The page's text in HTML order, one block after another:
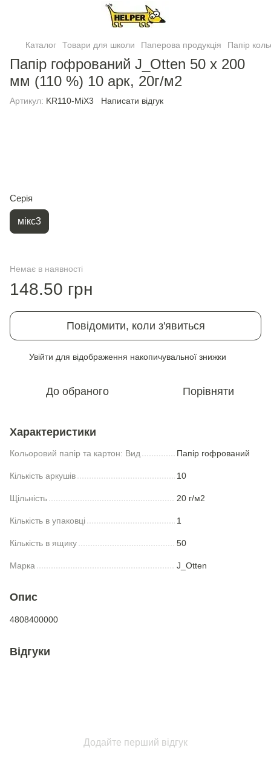
Каталог Товари для школи Паперова продукція Папiр
Папір гофрований J_Otten 50 х 200
мм (110 %) 10 арк, 20г/м2
Артикул: KR110-MiX3 Написати відгук
Серія
мiкс3
Немає в наявності
148.50 грн
Повідомити, коли з'явиться
Увійти для відображення накопичувальної знижки
До обраного Порівняти
Характеристики
Кольоровий папір та картон: Вид Папір гофрований
Кількість аркушів 10
Щільність 20 г/м2
Кількість в упаковці 1
Кількість в ящику 50
Марка J_Otten
Опис
4808400000
Відгуки
Додайте перший відгук